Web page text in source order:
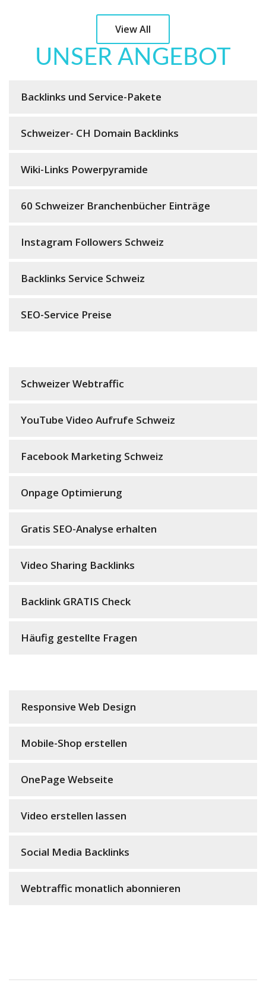
View All
UNSER ANGEBOT
Backlinks und Service-Pakete
Schweizer- CH Domain Backlinks
Wiki-Links Powerpyramide
60 Schweizer Branchenbücher Einträge
Instagram Followers Schweiz
Backlinks Service Schweiz
SEO-Service Preise
Schweizer Webtraffic
YouTube Video Aufrufe Schweiz
Facebook Marketing Schweiz
Onpage Optimierung
Gratis SEO-Analyse erhalten
Video Sharing Backlinks
Backlink GRATIS Check
Häufig gestellte Fragen
Responsive Web Design
Mobile-Shop erstellen
OnePage Webseite
Video erstellen lassen
Social Media Backlinks
Webtraffic monatlich abonnieren